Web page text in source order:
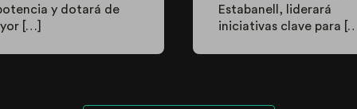
y dotará de
[…]
Estabanell, liderará
iniciativas clave para